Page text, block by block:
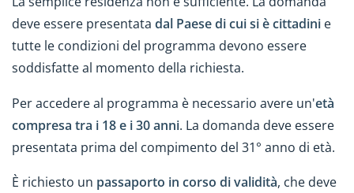
deve essere presentata dal Paese di cui si è cittadini e
tutte le condizioni del programma devono essere
soddisfatte al momento della richiesta.
Per accedere al programma è necessario avere un'età
compresa tra i 18 e i 30 anni. La domanda deve essere
presentata prima del compimento del 31° anno di età.
È richiesto un passaporto in corso di validità, che deve